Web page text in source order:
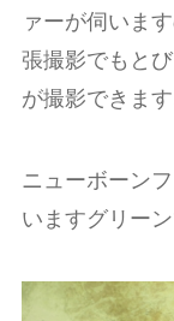
ァーが伺いま
張撮影でもと
が撮影できます
ニューボーン
いますグリー